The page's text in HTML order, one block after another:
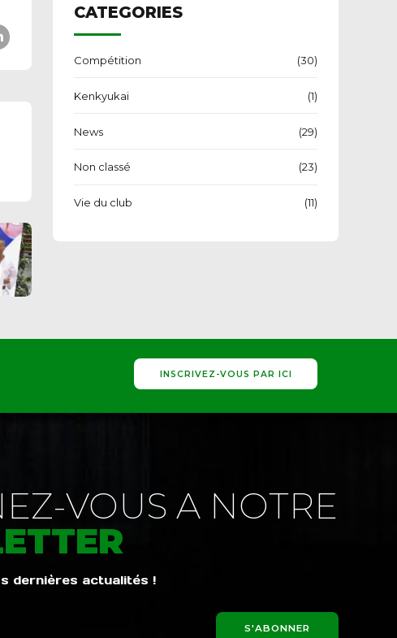
CATEGORIES
Compétition (30)
Kenkyukai (1)
News (29)
Non classé (23)
Vie du club (11)
INSCRIVEZ-VOUS PAR ICI
VOUS A NOTRE
dernières actualités !